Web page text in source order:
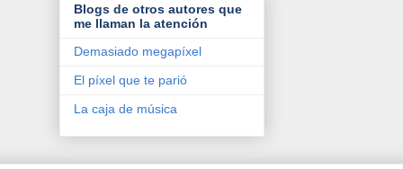
Blogs de otros autores que
me llaman la atención
Demasiado megapíxel
El píxel que te parió
La caja de música